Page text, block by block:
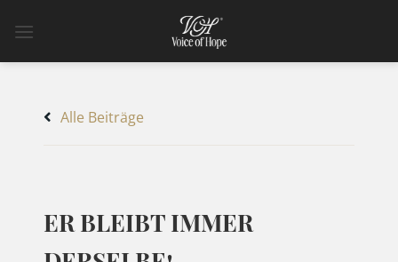
Inhalt
Alle Beiträge
ER BLEIBT IMMER